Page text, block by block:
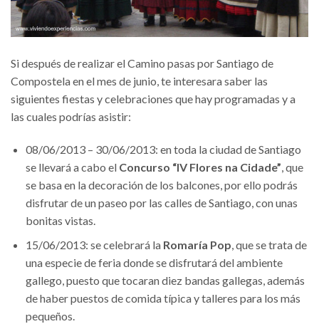
Si después de realizar el Camino pasas por Santiago de
Compostela en el mes de junio, te interesara saber las
siguientes fiestas y celebraciones que hay programadas y a
las cuales podrías asistir:
08/06/2013 – 30/06/2013: en toda la ciudad de Santiago
se llevará a cabo el Concurso “IV Flores na Cidade” , que
se basa en la decoración de los balcones, por ello podrás
disfrutar de un paseo por las calles de Santiago, con unas
bonitas vistas.
15/06/2013: se celebrará la Romaría Pop, que se trata de
una especie de feria donde se disfrutará del ambiente
gallego, puesto que tocaran diez bandas gallegas, además
de haber puestos de comida típica y talleres para los más
pequeños.